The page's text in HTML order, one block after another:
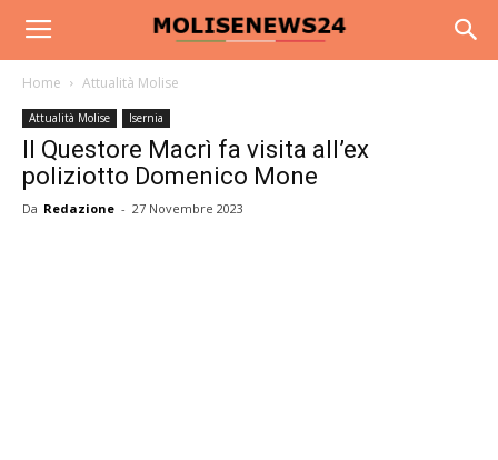
Home Attualità Molise
Attualità Molise Isernia
Il Questore Macrì fa visita all’ex
poliziotto Domenico Mone
Da Redazione - 27 Novembre 2023